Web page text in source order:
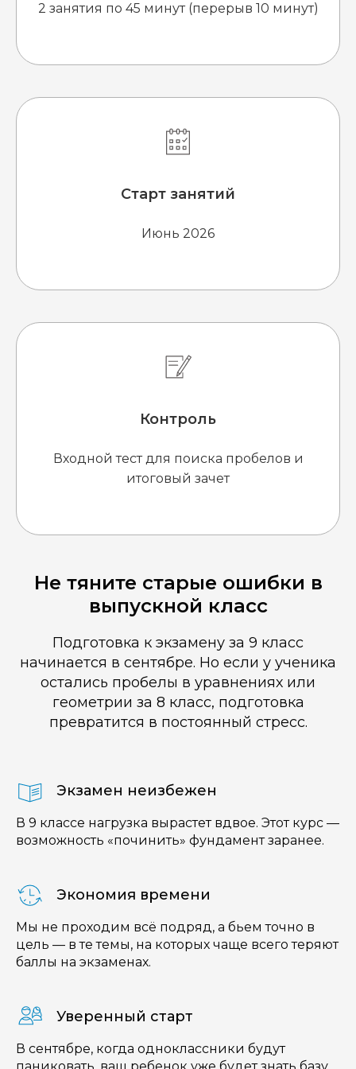
2 занятия по 45 минут (перерыв 10 минут)
Старт занятий
Июнь 2026
Контроль
Входной тест для поиска пробелов и
итоговый зачет
Не тяните старые ошибки в
выпускной класс
Подготовка к экзамену за 9 класс
начинается в сентябре. Но если у ученика
остались пробелы в уравнениях или
геометрии за 8 класс, подготовка
превратится в постоянный стресс.
Экзамен неизбежен
В 9 классе нагрузка вырастет вдвое. Этот курс —
возможность «починить» фундамент заранее.
Экономия времени
Мы не проходим всё подряд, а бьем точно в
цель — в те темы, на которых чаще всего теряют
баллы на экзаменах.
Уверенный старт
В сентябре, когда одноклассники будут